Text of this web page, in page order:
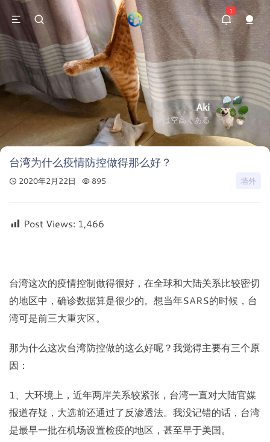
1
Aki
夢は空高くある
台湾为什么疫情防控做得那么好？
2020年2月22日 895 墙外
Post Views: 1,466
台湾这次的疫情控制做得很好，在全球和大陆关系比较密切
的地区中，确诊数据算是很少的。想当年SARS的时候，台
湾可是前三大重灾区。
那为什么这次台湾防控做的这么好呢？我觉得主要有三个原
因：
1、大环境上，近年两岸关系较紧张，台湾一直对大陆官媒
报道存疑，大选前还通过了反渗透法。我没记错的话，台湾
是最早一批在机场设置检疫的地区，甚至早于美国。